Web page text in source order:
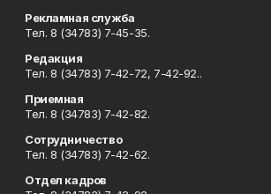
Рекламная служба
Тел. 8 (34783) 7-45-35.
Редакция
Тел. 8 (34783) 7-42-72, 7-42-92..
Приемная
Тел. 8 (34783) 7-42-82.
Сотрудничество
Тел. 8 (34783) 7-42-62.
Отдел кадров